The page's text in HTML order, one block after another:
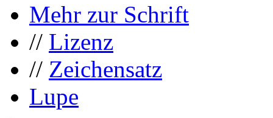
Mehr zur Schrift
// Lizenz
// Zeichensatz
Lupe